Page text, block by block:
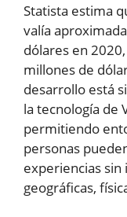
Statista estima
valía
dólares en
millones de
desarrollo está
la tecnología de
permitiendo
personas
experiencias
geográficas,